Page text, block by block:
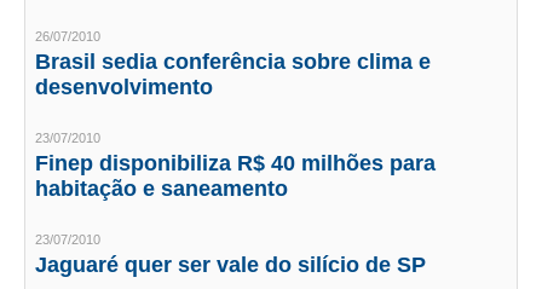
HISTÓRICO E ATUAÇÃO
CONSELHOS ASSESSORES
NÚCLEO DA MULHER ENGENHEIRA
26/07/2010
Brasil sedia conferência sobre clima e
desenvolvimento
23/07/2010
Finep disponibiliza R$ 40 milhões para
habitação e saneamento
23/07/2010
Jaguaré quer ser vale do silício de SP